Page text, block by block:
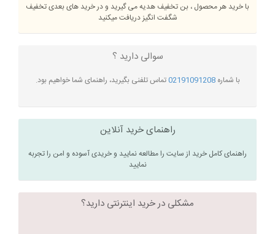
با خرید هر محصول ، بن تخفیف هدیه می گیرید و در خرید های بعدی تخفیف
شگفت انگیز دریافت میکنید
سوالی دارید ؟
با شماره02191091208تماس تلفنی بگیرید، راهنمای شما خواهیم بود.
راهنمای خرید آنلاین
راهنمای کامل خرید از سایت را مطالعه نمایید و خریدی آسوده و امن را تجربه
نمایید
مشکلی در خرید اینترنتی دارید؟